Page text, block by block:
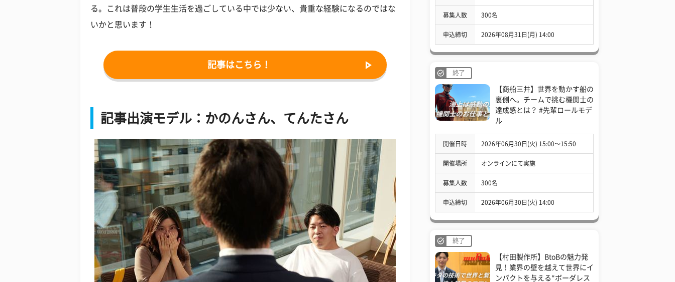
る。これは普段の学生生活を過ごしている中では少ない、貴重な経験になるのではな
いかと思います！
記事はこちら！
記事出演モデル：かのんさん、てんたさん
募集人数 300名
申込締切 2026年08月31日(月) 14:00
終了
【商船三井】世界を動かす船の
裏側へ。チームで挑む機関士の
達成感とは？ #先輩ロールモデ
ル
開催日時 2026年06月30日(火) 15:00〜15:50
開催場所 オンラインにて実施
募集人数 300名
申込締切 2026年06月30日(火) 14:00
終了
【村田製作所】BtoBの魅力発
見！業界の壁を越えて世界にイ
ンパクトを与える“ボーダレス